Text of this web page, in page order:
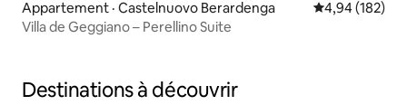
Appartement · Castelnuovo Berardenga Note
4,94 (182)
Villa de Geggiano – Perellino Suite
Destinations à découvrir